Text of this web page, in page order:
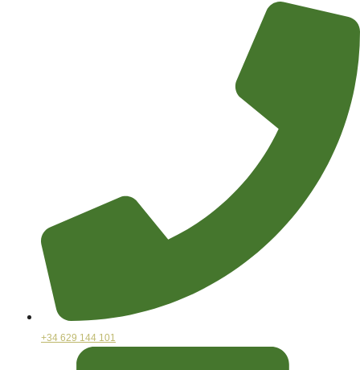
+34 629 144 101